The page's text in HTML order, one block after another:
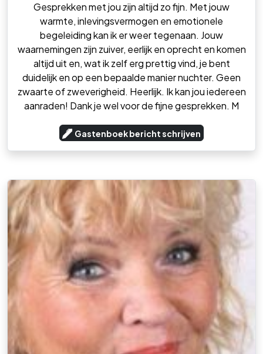
Gesprekken met jou zijn altijd zo fijn. Met jouw
warmte, inlevingsvermogen en emotionele
begeleiding kan ik er weer tegenaan. Jouw
waarnemingen zijn zuiver, eerlijk en oprecht en komen
altijd uit en, wat ik zelf erg prettig vind, je bent
duidelijk en op een bepaalde manier nuchter. Geen
zwaarte of zweverigheid. Heerlijk. Ik kan jou iedereen
aanraden! Dank je wel voor de fijne gesprekken. M
Gastenboek bericht schrijven